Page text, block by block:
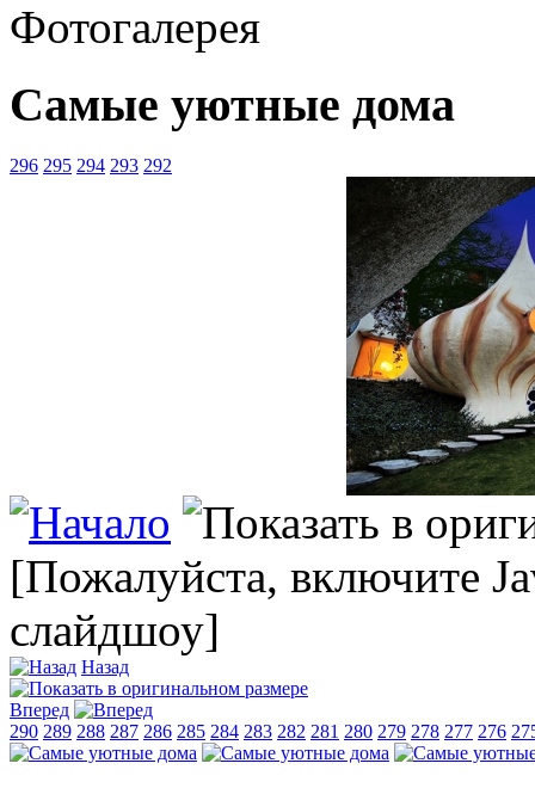
Фотогалерея
Самые уютные дома
296 295 294 293 292
[Пожалуйста, включите
слайдшоу]
Назад
Вперед
290 289 288 287 286 285 284 283 282 281 280 279 278 277 276